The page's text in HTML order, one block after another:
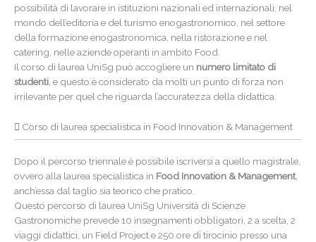
possibilità di lavorare in istituzioni nazionali ed internazionali, nel
mondo dell’editoria e del turismo enogastronomico, nel settore
della formazione enogastronomica, nella ristorazione e nel
catering, nelle aziende operanti in ambito Food.
Il corso di laurea UniSg può accogliere un numero limitato di
studenti , e questo è considerato da molti un punto di forza non
irrilevante per quel che riguarda l’accuratezza della didattica.
Corso di laurea specialistica in Food Innovation & Management
Dopo il percorso triennale è possibile iscriversi a quello magistrale,
ovvero alla laurea specialistica in Food Innovation & Management,
anch’essa dal taglio sia teorico che pratico.
Questo percorso di laurea UniSg Università di Scienze
Gastronomiche prevede 10 insegnamenti obbligatori, 2 a scelta, 2
viaggi didattici, un Field Project e 250 ore di tirocinio presso una